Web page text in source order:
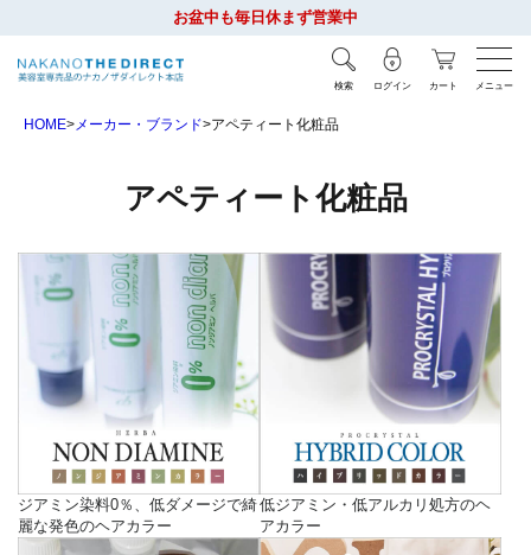
お盆中も毎日休まず営業中
検索 ログイン カート メニュー
HOME メーカー・ブランド アペティート化粧品
アペティート化粧品
ジアミン染料0％、低ダメージで綺
麗な発色のヘアカラー
低ジアミン・低アルカリ処方のヘ
アカラー